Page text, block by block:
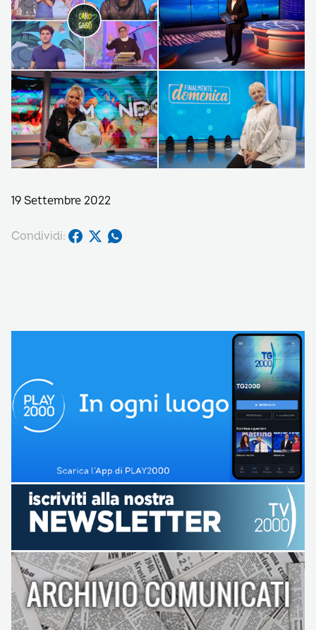
19 Settembre 2022
Condividi: